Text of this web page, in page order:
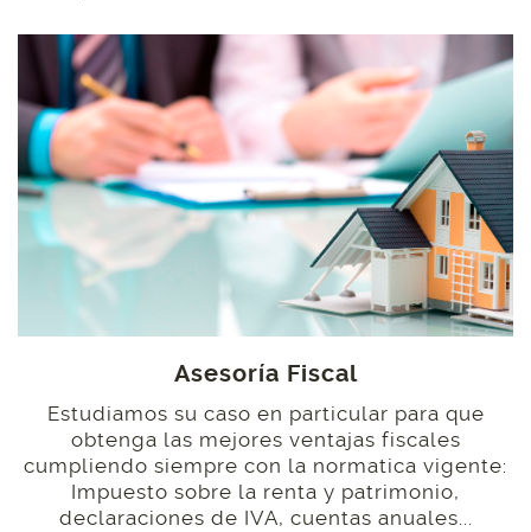
Asesoría Fiscal
Estudiamos su caso en particular para que
obtenga las mejores ventajas fiscales
cumpliendo siempre con la normatica vigente:
Impuesto sobre la renta y patrimonio,
declaraciones de IVA, cuentas anuales...